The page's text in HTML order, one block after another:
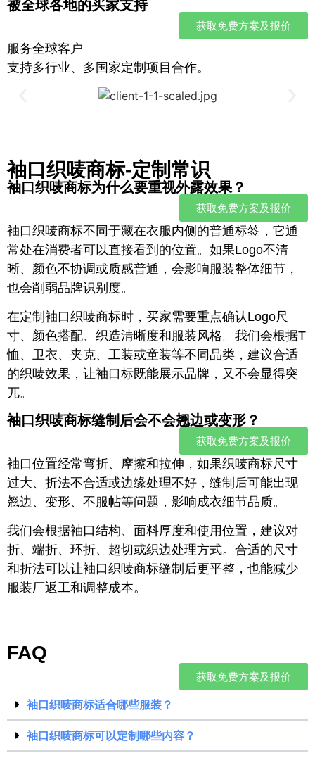
被全球各地的买家支持
获取免费方案及报价
服务全球客户
支持多行业、多国家定制项目合作。
袖口织唛商标-定制常识
袖口织唛商标为什么要重视外露效果？
获取免费方案及报价
袖口织唛商标不同于藏在衣服内侧的普通标签，它通
常处在消费者可以直接看到的位置。如果Logo不清
晰、颜色不协调或质感普通，会影响服装整体细节，
也会削弱品牌识别度。
在定制袖口织唛商标时，买家需要重点确认Logo尺
寸、颜色搭配、织造清晰度和服装风格。我们会根据T
恤、卫衣、夹克、工装或童装等不同品类，建议合适
的织唛效果，让袖口标既能展示品牌，又不会显得突
兀。
袖口织唛商标缝制后会不会翘边或变形？
获取免费方案及报价
袖口位置经常弯折、摩擦和拉伸，如果织唛商标尺寸
过大、折法不合适或边缘处理不好，缝制后可能出现
翘边、变形、不服帖等问题，影响成衣细节品质。
我们会根据袖口结构、面料厚度和使用位置，建议对
折、端折、环折、超切或织边处理方式。合适的尺寸
和折法可以让袖口织唛商标缝制后更平整，也能减少
服装厂返工和调整成本。
FAQ
获取免费方案及报价
袖口织唛商标适合哪些服装？
袖口织唛商标可以定制哪些内容？